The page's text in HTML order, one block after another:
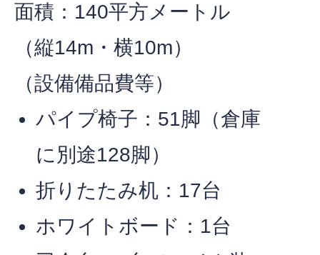
面積：140平方メートル
（縦14m・横10m）
（設備備品費等）
パイプ椅子：51脚（倉庫
に別途128脚）
折りたたみ机：17台
ホワイトボード：1台